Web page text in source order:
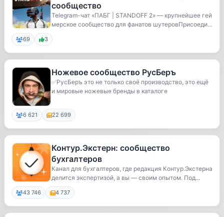
сообщество
Telegram-чат «ПАБГ | STANDOFF 2» — крупнейшее гей
мерское сообщество для фанатов шутеровПрисоедин
69 3
Ножевое сообщество РусБеръ
✅РусБеръ это не только своё производство, это ещё
и мировые ножевые бренды в каталоге
6 621 22 699
Контур.Экстерн: сообщество
бухгалтеров
Канал для бухгалтеров, где редакция Контур.Экстерна
делится экспертизой, а вы — своим опытом. Под...
43 746 4 737